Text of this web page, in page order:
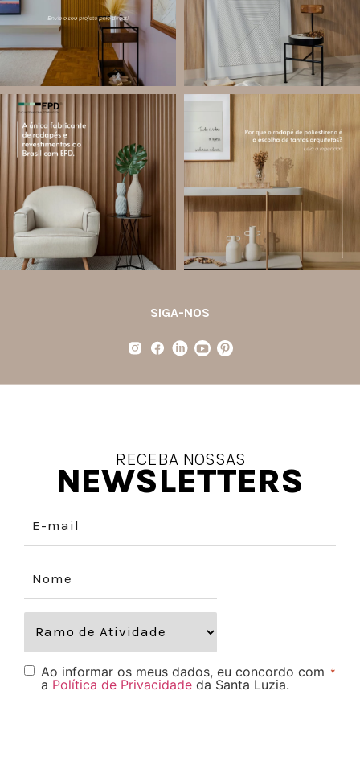
Jul 28
13 0 Jul 27
87 8
Você sabe o que é EPD?
A Declaração Ambiental de Produto
(Environmental Product Declaration) é
um documento internacional que
Jul 21
35 1
Os rodapés de poliestireno
conquistaram espaço na arquitetura
porque unem estética, praticidade e
desempenho em um único produto.
Diferente
SIGA-NOS
RECEBA NOSSAS
NEWSLETTERS
Ao informar os meus dados, eu concordo com
a Política de Privacidade da Santa Luzia.
*